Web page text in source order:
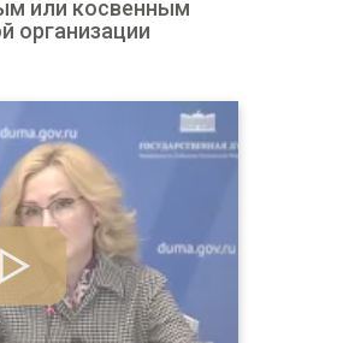
или косвенным
организации